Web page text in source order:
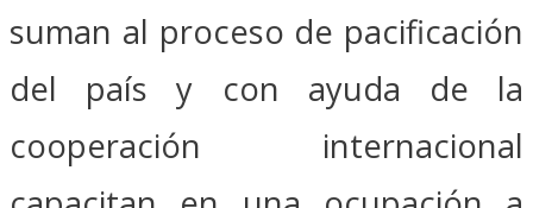
suman al proceso de pacificación
del país y con ayuda de la
cooperación internacional